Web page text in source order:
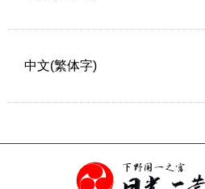
中文(繁体字)